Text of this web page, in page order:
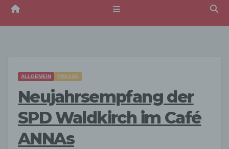
ALLGEMEIN PRESSE
Neujahrsempfang der
SPD Waldkirch im Café
ANNAs